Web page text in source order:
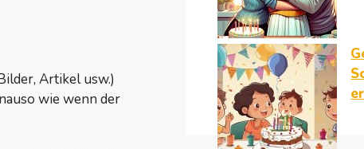
Artikel usw.)
wie wenn der